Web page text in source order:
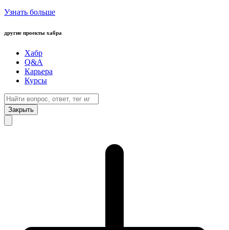
Узнать больше
другие проекты хабра
Хабр
Q&A
Карьера
Курсы
Закрыть